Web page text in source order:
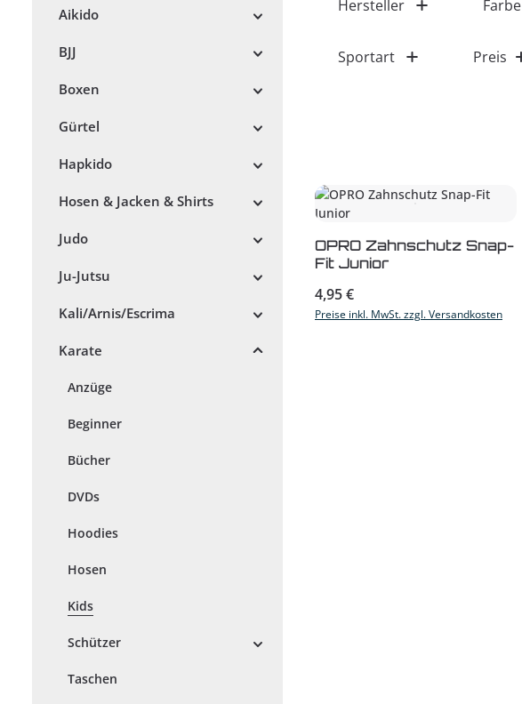
Aikido
BJJ
Boxen
Gürtel
Hapkido
Hosen & Jacken & Shirts
Judo
Ju-Jutsu
Kali/Arnis/Escrima
Karate
Anzüge
Beginner
Bücher
DVDs
Hoodies
Hosen
Kids
Schützer
Taschen
Hersteller Farbe
Sportart Preis
OPRO Zahnschutz Snap-
Fit Junior
Regulärer Preis:
4,95 €
Preise inkl. MwSt. zzgl. Versandkosten